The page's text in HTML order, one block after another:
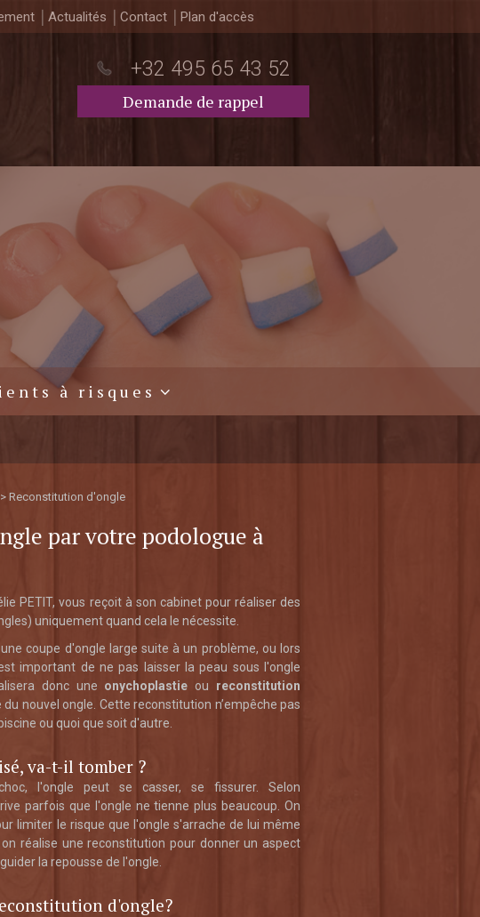
Actualités Contact Plan d'accès
+32 495 65 43 52
Demande de rappel
à risques
> Reconstitution d'ongle
par votre podologue à
PETIT, vous reçoit à son cabinet pour réaliser des
uniquement quand cela le nécessite.
une coupe d'ongle large suite à un problème, ou lors
important de ne pas laisser la peau sous l'ongle
donc une onychoplastie ou reconstitution
nouvel ongle. Cette reconstitution n’empêche pas
ou quoi que soit d'autre.
va-t-il tomber ?
l'ongle peut se casser, se fissurer. Selon
parfois que l'ongle ne tienne plus beaucoup. On
limiter le risque que l'ongle s'arrache de lui même
réalise une reconstitution pour donner un aspect
la repousse de l'ongle.
d'ongle?